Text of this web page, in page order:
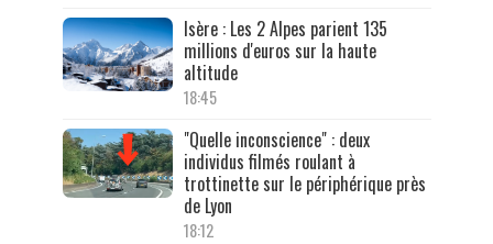
Isère : Les 2 Alpes parient 135
millions d'euros sur la haute
altitude
18:45
"Quelle inconscience" : deux
individus filmés roulant à
trottinette sur le périphérique près
de Lyon
18:12